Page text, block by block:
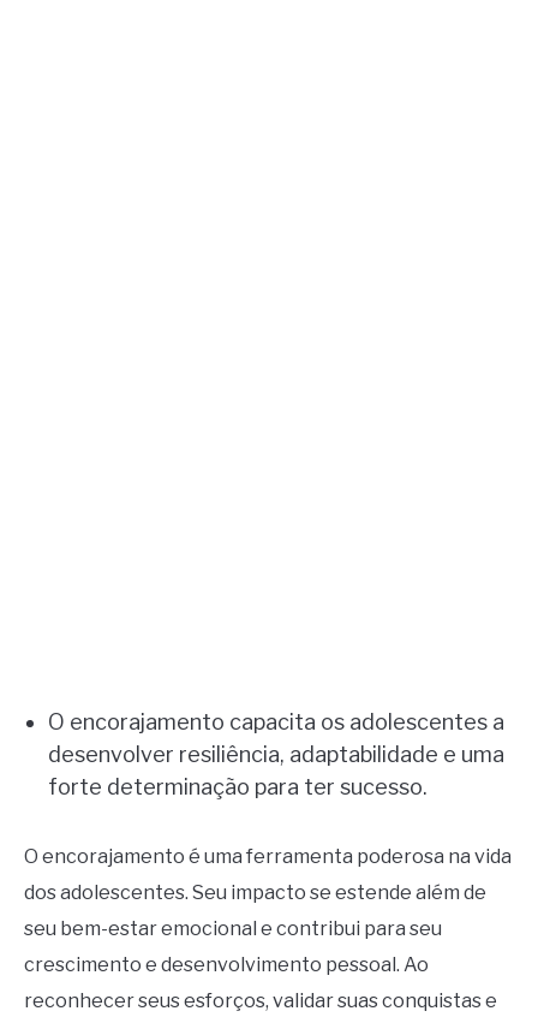
O encorajamento capacita os adolescentes a
desenvolver resiliência, adaptabilidade e uma
forte determinação para ter sucesso.
O encorajamento é uma ferramenta poderosa na vida
dos adolescentes. Seu impacto se estende além de
seu bem-estar emocional e contribui para seu
crescimento e desenvolvimento pessoal. Ao
reconhecer seus esforços, validar suas conquistas e